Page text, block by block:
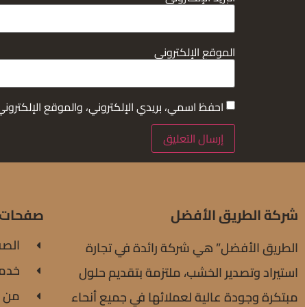
الموقع الإلكتروني
احفظ اسمي، بريدي الإلكتروني، والموقع
شركة الطريق الأفضل
الطريق الأفضل” هي شركة رائدة في تجارة
استيراد وتصدير الخشب، ملتزمة بتقديم حلول
مبتكرة وجودة عالية لعملائها في جميع أنحاء
من